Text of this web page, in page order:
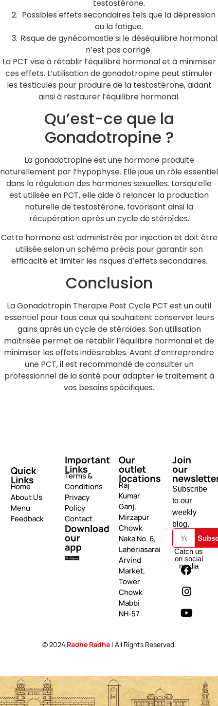
testostérone.
Possibles effets secondaires tels que la dépression
ou la fatigue.
Risque de gynécomastie si le déséquilibre hormonal
n’est pas corrigé.
La PCT vise à rétablir l’équilibre hormonal et à minimiser
ces effets. L’utilisation de gonadotropine peut stimuler
les testicules pour produire de la testostérone, aidant
ainsi à restaurer l’équilibre hormonal.
Qu’est-ce que la
Gonadotropine ?
La gonadotropine est une hormone produite
naturellement par l’hypophyse. Elle joue un rôle essentiel
dans la régulation des hormones sexuelles. Lorsqu’elle
est utilisée en PCT, elle aide à relancer la production
naturelle de testostérone, favorisant ainsi la
récupération après un cycle de stéroïdes.
Cette hormone est administrée par injection et doit être
utilisée selon un schéma précis pour garantir son
efficacité et limiter les risques d’effets secondaires.
Conclusion
La Gonadotropin Therapie Post Cycle PCT est un outil
essentiel pour tous ceux qui souhaitent conserver leurs
gains après un cycle de stéroïdes. Son utilisation
maîtrisée permet de rétablir l’équilibre hormonal et de
minimiser les effets indésirables. Avant d’entreprendre
une PCT, il est recommandé de consulter un
professionnel de la santé pour adapter le traitement à
vos besoins spécifiques.
Quick
Links
Home
About Us
Menu
Feedback
Important
Links
Terms &
Conditions
Privacy
Policy
Contact
Download
our
app
Our
outlet
locations
Raj
Kumar
Ganj,
Mirzapur
Chowk
Naka No. 6,
Laheriasarai
Arvind
Market,
Tower
Chowk
Mabbi
NH-57
Join
our
Subscribe
to our
weekly
blog.
Catch us
on social
media
© 2024 Radhe Radhe | All Rights Reserved.